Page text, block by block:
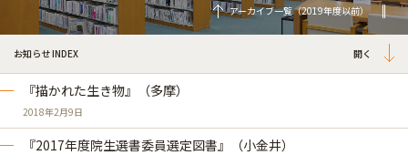
アーカイブ一覧（2019年度以前）
お知らせ INDEX
『描かれた生き物』（多摩）
2018年2月9日
『2017年度院生選書委員選定図書』（小金井）